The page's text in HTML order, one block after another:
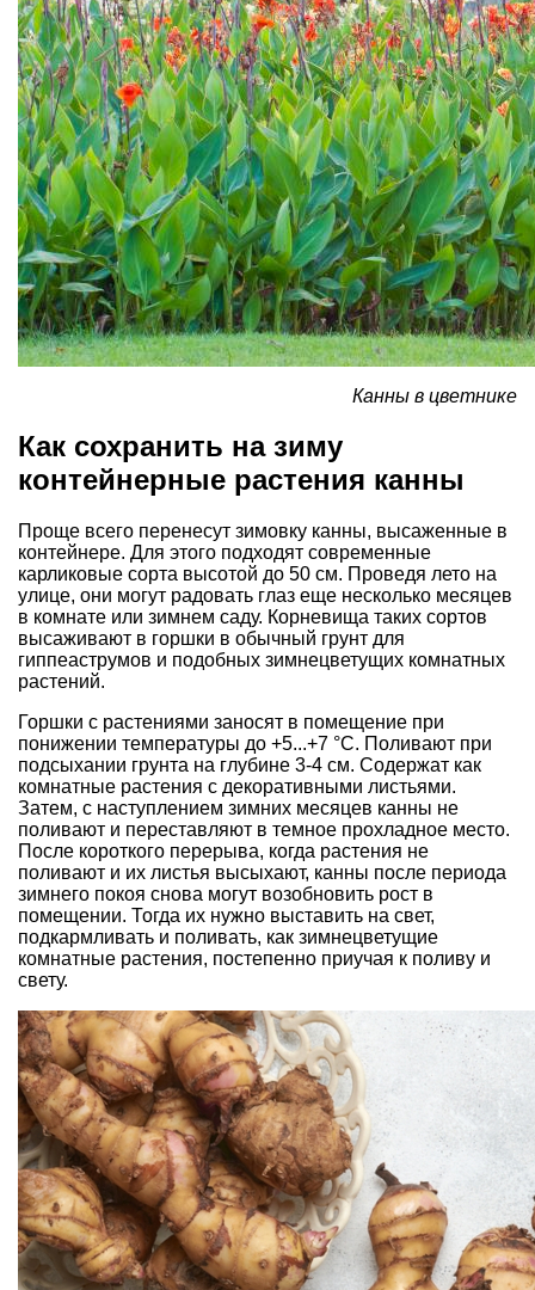
Канны в цветнике
Как сохранить на зиму
контейнерные растения канны
Проще всего перенесут зимовку канны, высаженные в
контейнере. Для этого подходят современные
карликовые сорта высотой до 50 см. Проведя лето на
улице, они могут радовать глаз еще несколько месяцев
в комнате или зимнем саду. Корневища таких сортов
высаживают в горшки в обычный грунт для
гиппеаструмов и подобных зимнецветущих комнатных
растений.
Горшки с растениями заносят в помещение при
понижении температуры до +5...+7 °С. Поливают при
подсыхании грунта на глубине 3-4 см. Содержат как
комнатные растения с декоративными листьями.
Затем, с наступлением зимних месяцев канны не
поливают и переставляют в темное прохладное место.
После короткого перерыва, когда растения не
поливают и их листья высыхают, канны после периода
зимнего покоя снова могут возобновить рост в
помещении. Тогда их нужно выставить на свет,
подкармливать и поливать, как зимнецветущие
комнатные растения, постепенно приучая к поливу и
свету.